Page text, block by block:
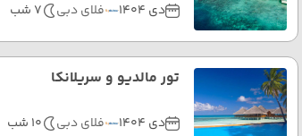
دی 1404 فلای دبی 7 شب
تور مالدیو و سریلانکا
دی 1404 فلای دبی 10 شب